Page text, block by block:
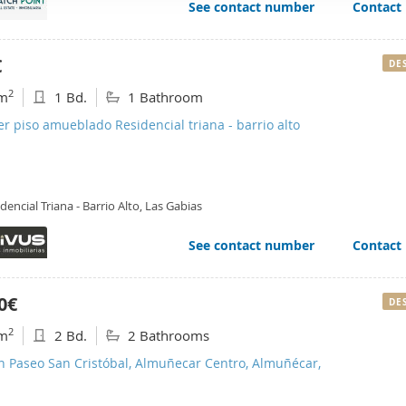
se usan para personalizar el contenido y los anuncios,
el tráfico. Además, compartimos información sobre el uso
de redes sociales, publicidad y análisis web, quienes
que les haya proporcionado o que hayan recopilado a
See contact number Contact
2 1 Bd. 1 Bathroom
piso amueblado Residencial triana - barrio alto
Triana - Barrio Alto, Las Gabias
See contact number Contact
2 2 Bd. 2 Bathrooms
Paseo San Cristóbal, Almuñecar Centro, Almuñécar,